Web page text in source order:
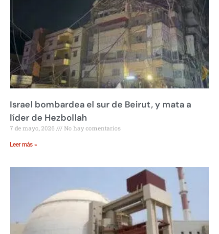
Israel bombardea el sur de Beirut, y mata a
líder de Hezbollah
7 de mayo, 2026 No hay comentarios
Leer más »